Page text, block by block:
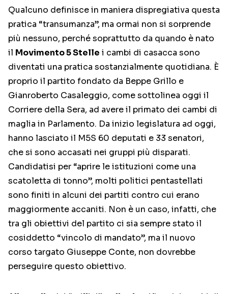
Qualcuno definisce in maniera dispregiativa questa
pratica “transumanza”, ma ormai non si sorprende
più nessuno, perché soprattutto da quando è nato
il Movimento 5 Stelle i cambi di casacca sono
diventati una pratica sostanzialmente quotidiana. È
proprio il partito fondato da Beppe Grillo e
Gianroberto Casaleggio, come sottolinea oggi il
Corriere della Sera, ad avere il primato dei cambi di
maglia in Parlamento. Da inizio legislatura ad oggi,
hanno lasciato il M5S 60 deputati e 33 senatori,
che si sono accasati nei gruppi più disparati.
Candidatisi per “aprire le istituzioni come una
scatoletta di tonno”, molti politici pentastellati
sono finiti in alcuni dei partiti contro cui erano
maggiormente accaniti. Non è un caso, infatti, che
tra gli obiettivi del partito ci sia sempre stato il
cosiddetto “vincolo di mandato”, ma il nuovo
corso targato Giuseppe Conte, non dovrebbe
perseguire questo obiettivo.